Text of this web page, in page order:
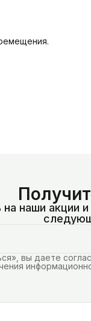
наши акции
вы даете